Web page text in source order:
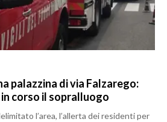
palazzina di via Falzarego:
corso il sopralluogo
l’area, l’allerta dei residenti per